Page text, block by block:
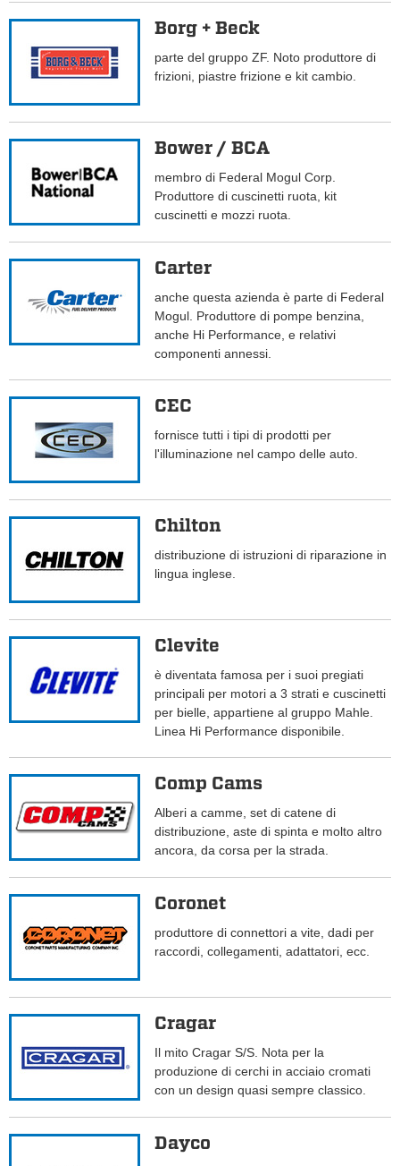
Borg + Beck
parte del gruppo ZF. Noto produttore di
frizioni, piastre frizione e kit cambio.
Bower / BCA
membro di Federal Mogul Corp.
Produttore di cuscinetti ruota, kit
cuscinetti e mozzi ruota.
Carter
anche questa azienda è parte di Federal
Mogul. Produttore di pompe benzina,
anche Hi Performance, e relativi
componenti annessi.
CEC
fornisce tutti i tipi di prodotti per
l'illuminazione nel campo delle auto.
Chilton
distribuzione di istruzioni di riparazione in
lingua inglese.
Clevite
è diventata famosa per i suoi pregiati
principali per motori a 3 strati e cuscinetti
per bielle, appartiene al gruppo Mahle.
Linea Hi Performance disponibile.
Comp Cams
Alberi a camme, set di catene di
distribuzione, aste di spinta e molto altro
ancora, da corsa per la strada.
Coronet
produttore di connettori a vite, dadi per
raccordi, collegamenti, adattatori, ecc.
Cragar
Il mito Cragar S/S. Nota per la
produzione di cerchi in acciaio cromati
con un design quasi sempre classico.
Dayco